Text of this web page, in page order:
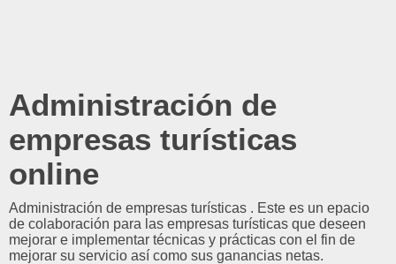
Administración de
empresas turísticas
online
Administración de empresas turísticas . Este es un epacio
de colaboración para las empresas turísticas que deseen
mejorar e implementar técnicas y prácticas con el fin de
mejorar su servicio así como sus ganancias netas.